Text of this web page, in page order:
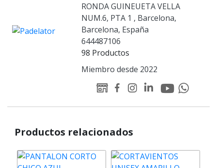
RONDA GUINEUETA VELLA
NUM.6, PTA 1 , Barcelona,
Barcelona, España
644487106
98 Productos
Miembro desde 2022
WEB
Facebook
Instagram
Linked-
Padelator
Youtube
Padelator
Whatsapp
Productos relacionados